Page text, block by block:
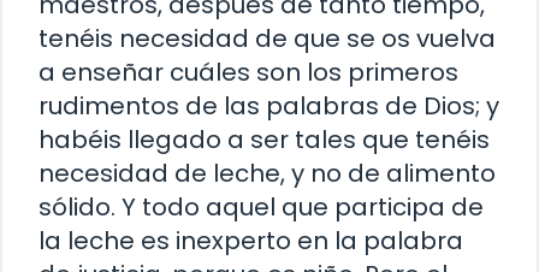
tenéis necesidad de que se os vuelva
a enseñar cuáles son los primeros
rudimentos de las palabras de Dios; y
habéis llegado a ser tales que tenéis
necesidad de leche, y no de alimento
sólido. Y todo aquel que participa de
la leche es inexperto en la palabra